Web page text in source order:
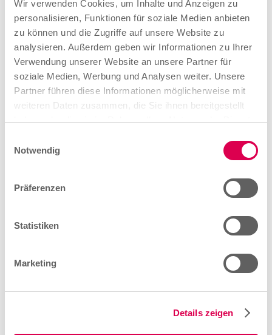
Wir verwenden Cookies, um Inhalte und Anzeigen zu
personalisieren, Funktionen für soziale Medien anbieten
zu können und die Zugriffe auf unsere Website zu
analysieren. Außerdem geben wir Informationen zu Ihrer
Verwendung unserer Website an unsere Partner für
soziale Medien, Werbung und Analysen weiter. Unsere
Partner führen diese Informationen möglicherweise mit
weiteren Daten zusammen, die Sie ihnen bereitgestellt
haben oder die sie im Rahmen Ihrer Nutzung der Dienste
Notwendig
Präferenzen
Statistiken
Marketing
Details zeigen
Fachrichtung Bauteile
Be- und Nachbearbeiten von
Rohrleitungssystemen, Bauteilen und Baugruppen
Unterlagen
Fachrichtung Faserverbundtechnologie
Herstellung von Faserverbundbauteilen
und Automatisierungstechnik
Fügen, Montieren und Demontieren von Bauteilen
Be- und Nachbearbeiten von Bauteilen und